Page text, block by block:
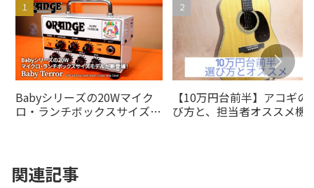
Babyシリーズの20Wマイク
ロ・ランチボックスサイズモ
【10万円台前半】アコギの
び方と、担当者オススメ機
関連記事